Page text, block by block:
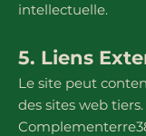
intellectuelle.
5. Liens
Le site peut
des sites web tiers.